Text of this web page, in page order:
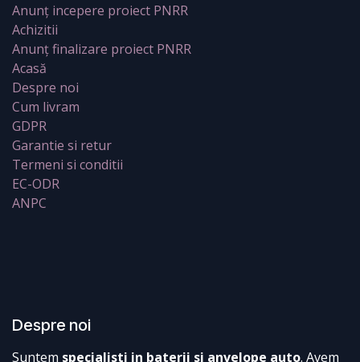
Anunț incepere proiect PNRR
Achizitii
Anunț finalizare proiect PNRR
Acasă
Despre noi
Cum livram
GDPR
Garantie si retur
Termeni si conditii
EC-ODR
ANPC
Despre noi
Suntem specialisti in baterii si anvelope auto. Avem